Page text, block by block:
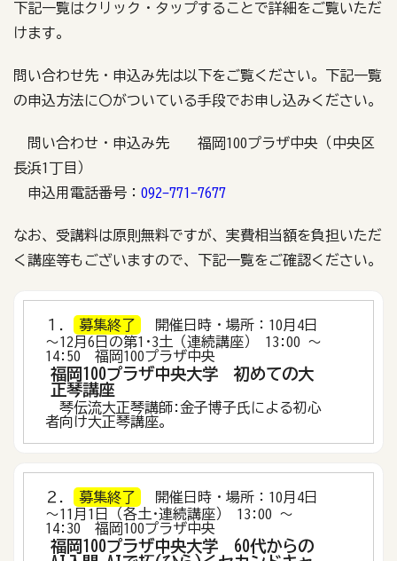
下記一覧はクリック・タップすることで詳細をご覧いただ
けます。
問い合わせ先・申込み先は以下をご覧ください。下記一覧
の申込方法に〇がついている手段でお申し込みください。
問い合わせ・申込み先 福岡100プラザ中央（中央区
長浜1丁目）
申込用電話番号： 092-771-7677
なお、受講料は原則無料ですが、実費相当額を負担いただ
く講座等もございますので、下記一覧をご確認ください。
１． 募集終了
開催日時・場所：10月4日
～12月6日の第1･3土（連続講座） 13:00 ～
14:50 福岡100プラザ中央
福岡100プラザ中央大学 初めての大
正琴講座
琴伝流大正琴講師:金子博子氏による初心
者向け大正琴講座。
２． 募集終了
開催日時・場所：10月4日
～11月1日（各土･連続講座） 13:00 ～
14:30 福岡100プラザ中央
福岡100プラザ中央大学 60代からの